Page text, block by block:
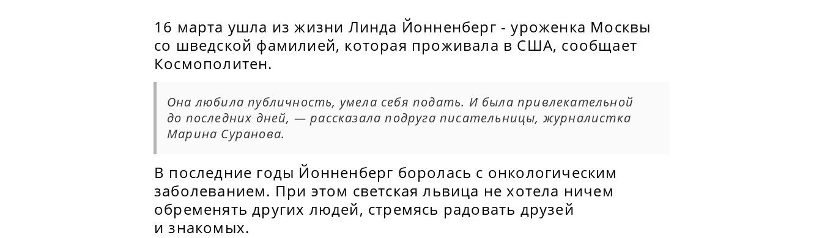
16 марта ушла из жизни Линда Йонненберг - уроженка Москвы
со шведской фамилией, которая проживала в США, сообщает
Космополитен.
Она любила публичность, умела себя подать. И была привлекательной
до последних дней, — рассказала подруга писательницы, журналистка
Марина Суранова.
В последние годы Йонненберг боролась с онкологическим
заболеванием. При этом светская львица не хотела ничем
обременять других людей, стремясь радовать друзей
и знакомых.